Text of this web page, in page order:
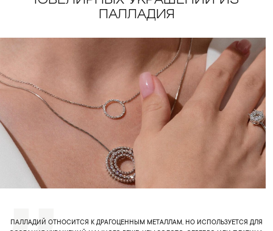
ПАЛЛАДИЯ
ПАЛЛАДИЙ ОТНОСИТСЯ К ДРАГОЦЕННЫМ МЕТАЛЛАМ, НО ИСПОЛЬЗУЕТСЯ ДЛЯ